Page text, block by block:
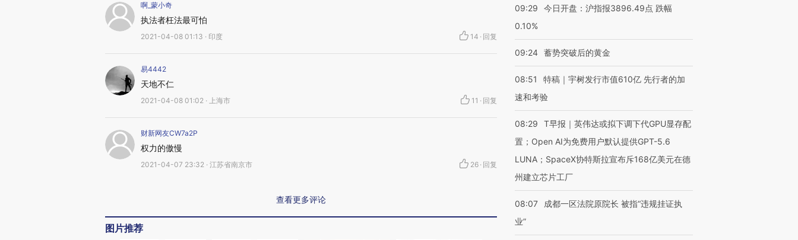
啊_蒙小奇
执法者枉法最可怕
2021-04-08 01:13 · 印度 14 · 回复
易4442
天地不仁
2021-04-08 01:02 · 上海市 11 · 回复
财新网友CW7a2P
权力的傲慢
2021-04-07 23:32 · 江苏省南京市 26 · 回复
查看更多评论
图片推荐
09:29
今日开盘：沪指报3896.49点 跌幅
0.10%
09:24 蓄势突破后的黄金
08:51
特稿｜宇树发行市值610亿 先行者的加
速和考验
08:29
T早报｜英伟达或拟下调下代GPU显存配
置；Open AI为免费用户默认提供GPT-5.6
LUNA；SpaceX协特斯拉宣布斥168亿美元在德
州建立芯片工厂
08:07
成都一区法院原院长 被指“违规挂证执
业”